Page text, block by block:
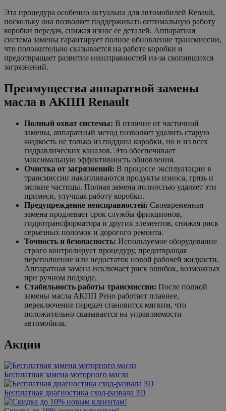
Эта процедура особенно актуальна для автомобилей Renault,
поскольку она позволяет поддерживать оптимальную работу
коробки передач, снижая износ ее деталей. Аппаратная
система замены гарантирует полное обновление трансмиссии,
что положительно сказывается на работе коробки и
предотвращает развитие неисправностей из-за скопившихся
загрязнений.
Преимущества аппаратной замены
масла в АКПП Renault
Полный охват системы: В отличие от частичной
замены, аппаратный метод позволяет удалить старую
жидкость не только из поддона коробки, но и из всех
гидравлических каналов. Это обеспечивает
максимальную эффективность обновления.
Очистка от загрязнений: В процессе эксплуатации в
трансмиссии накапливаются продукты износа, грязь и
мелкие частицы. Полная замена полностью удаляет эти
примеси, улучшая работу коробки.
Предупреждение неисправностей: Своевременная
замена продлевает срок службы фрикционов,
гидротрансформатора и других элементов, снижая риск
серьезных поломок и дорогого ремонта.
Точность и безопасность: Используемое оборудование
строго контролирует процедуру, предотвращая
переполнение или недостаток новой рабочей жидкости.
Аппаратная замена исключает риск ошибок, возможных
при ручном подходе.
Стабильность работы трансмиссии: После полной
замены масла АКПП Рено работает плавнее,
переключение передач становится мягким, что
положительно сказывается на управляемости
автомобиля.
Акции
Бесплатная замена моторного масла
Бесплатная диагностика сход-развала 3D